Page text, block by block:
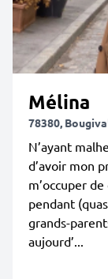
Mélina
78380,
N’ayant
d’avoir mon
m’occuper
pendant
grands-
aujourd’...